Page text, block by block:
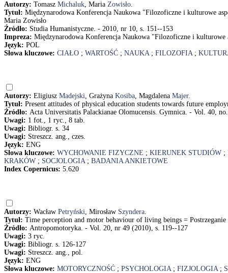
Autorzy: Tomasz Michaluk, Maria Zowisło.
Tytuł: Międzynarodowa Konferencja Naukowa "Filozoficzne i kulturowe
Maria Zowisło
Źródło: Studia Humanistyczne. - 2010, nr 10, s. 151--153
Impreza: Międzynarodowa Konferencja Naukowa "Filozoficzne i kulturowe
Język: POL
Słowa kluczowe: CIAŁO ; WARTOŚĆ ; NAUKA; FILOZOFIA;
Autorzy: Eligiusz Madejski, Grażyna Kosiba, Magdalena Majer.
Tytuł: Present attitudes of physical education students towards future
Źródło: Acta Universitatis Palackianae Olomucensis. Gymnica. - Vol. 40,
Uwagi: 1 fot., 1 ryc., 8 tab.
Uwagi: Bibliogr. s. 34
Uwagi: Streszcz. ang., czes.
Język: ENG
Słowa kluczowe: WYCHOWANIE FIZYCZNE ; KIERUNEK STUDIÓW ;
KRAKÓW ; SOCJOLOGIA; BADANIA ANKIETOWE
Index Copernicus: 5.620
Autorzy: Wacław Petryński, Mirosław Szyndera.
Tytuł: Time perception and motor behaviour of living beings =
Źródło: Antropomotoryka. - Vol. 20, nr 49 (2010), s. 119--127
Uwagi: 3 ryc.
Uwagi: Bibliogr. s. 126-127
Uwagi: Streszcz. ang., pol.
Język: ENG
Słowa kluczowe: MOTORYCZNOŚĆ ; PSYCHOLOGIA; FIZJOLOGIA;